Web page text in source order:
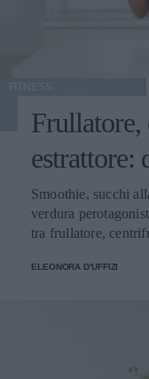
Frullatore,
estrattore:
Smoothie, succhi
verdura
tra frullatore,
ELEONORA D'UFFIZI